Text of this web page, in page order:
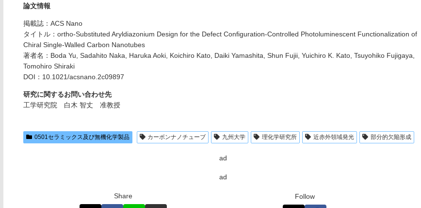
論文情報
掲載誌：ACS Nano
タイトル：ortho-Substituted Aryldiazonium Design for the Defect Configuration-Controlled Photoluminescent Functionalization of
Chiral Single-Walled Carbon Nanotubes
著者名：Boda Yu, Sadahito Naka, Haruka Aoki, Koichiro Kato, Daiki Yamashita, Shun Fujii, Yuichiro K. Kato, Tsuyohiko Fujigaya,
Tomohiro Shiraki
DOI：10.1021/acsnano.2c09897
研究に関するお問い合わせ先
工学研究院 白木 智丈 准教授
0501セラミックス及び無機化学製品 カーボンナノチューブ 九州⼤学 理化学研究所 近⾚外領域発光 部分的⽋陥形成
ad
ad
Share Follow